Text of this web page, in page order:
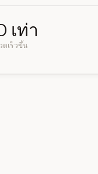
เท่า
ดเร็วขึ้น